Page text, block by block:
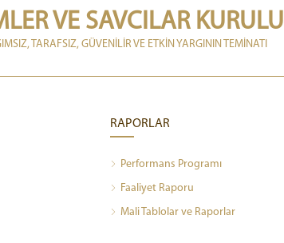
VE SAVCILAR KURULU
TARAFSIZ, GÜVENİLİR VE ETKİN YARGININ TEMİNATI
RAPORLAR
Performans Programı
Faaliyet Raporu
Mali Tablolar ve Raporlar